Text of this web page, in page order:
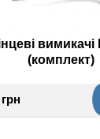
(комплект)